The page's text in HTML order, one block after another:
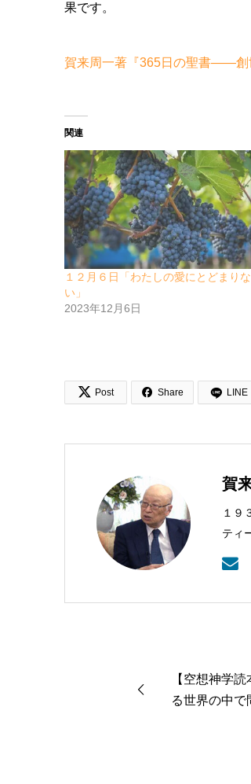
果です。
賀来周一著『365日の聖書――創
関連
１２月６日「わたしの愛にとどまりな
い」
2023年12月6日
 Post  Share LINE
賀
１９
ティ
セン
【空想神学
る世界の中